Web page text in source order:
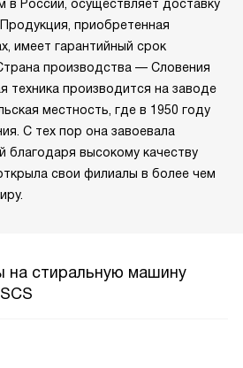
России, осуществляет доставку
приобретенная
имеет гарантийный срок
производства — Словения
техника производится на заводе
местность, где в 1950 году
С тех пор она завоевала
благодаря высокому качеству
свои филиалы в более чем
на стиральную машину